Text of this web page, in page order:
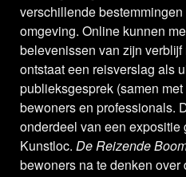
verschillende
omgeving. Online kunnen
belevenissen van zijn
ontstaat een reisverslag als
publieksgesprek (samen
bewoners en professionals.
onderdeel van een expositie
Kunstloc. De Reizende
bewoners na te denken